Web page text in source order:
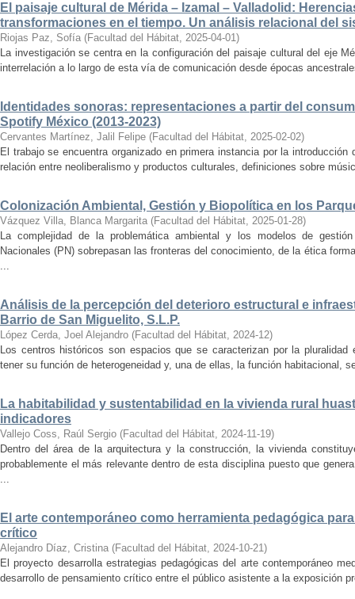
El paisaje cultural de Mérida – Izamal – Valladolid:
transformaciones en el tiempo. Un análisis relacional del
Riojas Paz, Sofía (Facultad del Hábitat, 2025-04-01)
La investigación se centra en la configuración del paisaje cultural del eje
interrelación a lo largo de esta vía de comunicación desde épocas
Identidades sonoras: representaciones a partir del
Spotify México (2013-2023)
Cervantes Martínez, Jalil Felipe (Facultad del Hábitat, 2025-02-02)
El trabajo se encuentra organizado en primera instancia por la
relación entre neoliberalismo y productos culturales, definiciones sobre
Colonización Ambiental, Gestión y Biopolítica en los
Vázquez Villa, Blanca Margarita (Facultad del Hábitat, 2025-01-28)
La complejidad de la problemática ambiental y los modelos de
Nacionales (PN) sobrepasan las fronteras del conocimiento, de la ética
...
Análisis de la percepción del deterioro estructural e
Barrio de San Miguelito, S.L.P.
López Cerda, Joel Alejandro (Facultad del Hábitat, 2024-12)
Los centros históricos son espacios que se caracterizan por la
tener su función de heterogeneidad y, una de ellas, la función habitacional,
La habitabilidad y sustentabilidad en la vivienda rural
indicadores
Vallejo Coss, Raúl Sergio (Facultad del Hábitat, 2024-11-19)
Dentro del área de la arquitectura y la construcción, la vivienda
probablemente el más relevante dentro de esta disciplina puesto que
...
El arte contemporáneo como herramienta pedagógica
crítico
Alejandro Díaz, Cristina (Facultad del Hábitat, 2024-10-21)
El proyecto desarrolla estrategias pedagógicas del arte contemporáneo
desarrollo de pensamiento crítico entre el público asistente a la exposición